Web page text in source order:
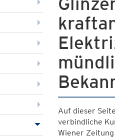
Auf dieser
verbindliche
Wiener Zeitung